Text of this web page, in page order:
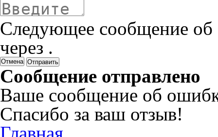
Следующее сообщение об
через .
Отмена
Сообщение отправлено
Ваше сообщение об
Спасибо за ваш отзыв!
Главная